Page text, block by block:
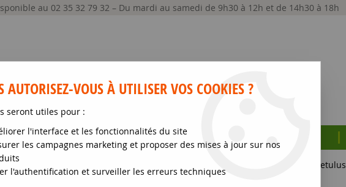
au 02 35 32 79 32 – Du mardi au samedi de 9h30 à 12h et de 14h30 à 18h
GRAINES ET SEMENCES MATÉRIELS
feuillage marcescent Charmille / Charme / Charme commun / Carpinus betulus
AUTORISEZ-VOUS À UTILISER VOS COOKIES ?
seront utiles pour :
l'interface et les fonctionnalités du site
les campagnes marketing et proposer des mises à jour sur nos
l'authentification et surveiller les erreurs techniques